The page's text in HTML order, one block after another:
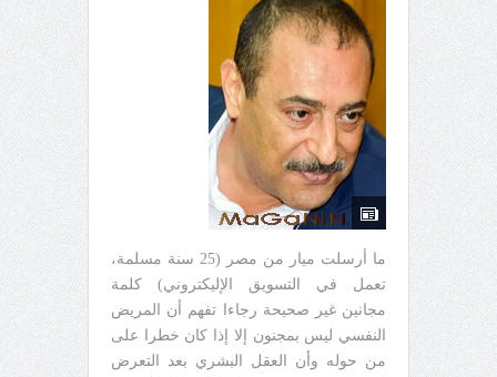
ما أرسلت ميار من مصر (25 سنة مسلمة،
تعمل في التسويق الإليكتروني) كلمة
مجانين غير صحيحة رجاءا تفهم أن المريض
النفسي ليس بمجنون إلا إذا كان خطرا على
من حوله وأن العقل البشري بعد التعرض